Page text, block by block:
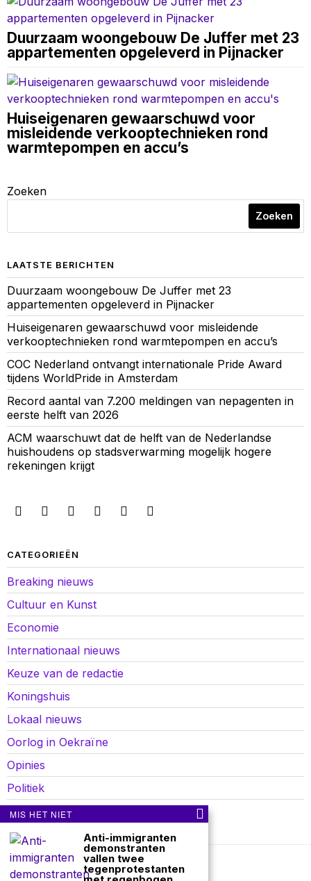
Duurzaam woongebouw De Juffer met 23
appartementen opgeleverd in Pijnacker
Huiseigenaren gewaarschuwd voor
misleidende verkooptechnieken rond
warmtepompen en accu’s
Zoeken
Zoeken
LAATSTE BERICHTEN
Duurzaam woongebouw De Juffer met 23
appartementen opgeleverd in Pijnacker
Huiseigenaren gewaarschuwd voor misleidende
verkooptechnieken rond warmtepompen en accu’s
COC Nederland ontvangt internationale Pride Award
tijdens WorldPride in Amsterdam
Record aantal van 7.200 meldingen van nepagenten in
eerste helft van 2026
ACM waarschuwt dat de helft van de Nederlandse
huishoudens op stadsverwarming mogelijk hogere
rekeningen krijgt
CATEGORIEËN
Breaking nieuws
Cultuur en Kunst
Economie
Internationaal nieuws
Keuze van de redactie
Koningshuis
Lokaal nieuws
Oorlog in Oekraïne
Opinies
Politiek
Sport
Over ons Contact
MIS HET NIET
Anti-immigranten
demonstranten
vallen twee
tegenprotestanten